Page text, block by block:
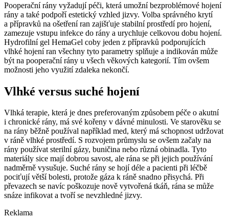
Pooperační rány vyžadují péči, která umožní bezproblémové hojení
rány a také podpoří estetický vzhled jizvy. Volba správného krytí
a přípravků na ošetření ran zajišťuje stabilní prostředí pro hojení,
zamezuje vstupu infekce do rány a urychluje celkovou dobu hojení.
Hydrofilní gel HemaGel coby jeden z přípravků podporujících
vlhké hojení ran všechny tyto parametry splňuje a indikován může
být na pooperační rány u všech věkových kategorií. Tím ovšem
možnosti jeho využití zdaleka nekončí.
Vlhké versus suché hojení
Vlhká terapie, která je dnes preferovaným způsobem péče o akutní
i chronické rány, má své kořeny v dávné minulosti. Ve starověku se
na rány běžně používal například med, který má schopnost udržovat
v ráně vlhké prostředí. S rozvojem průmyslu se ovšem začaly na
rány používat sterilní gázy, buničina nebo různá obinadla. Tyto
materiály sice mají dobrou savost, ale rána se při jejich používání
nadměrně vysušuje. Suché rány se hojí déle a pacienti při léčbě
pociťují větší bolesti, protože gáza k ráně snadno přisychá. Při
převazech se navíc poškozuje nově vytvořená tkáň, rána se může
snáze infikovat a tvoří se nevzhledné jizvy.
Reklama